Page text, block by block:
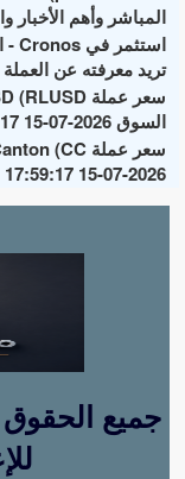
المباشر وأهم الأخبار
تريد معرفته عن العملة
السوق 2026-07-15 17:59:17
2026-07-15 17:59:17